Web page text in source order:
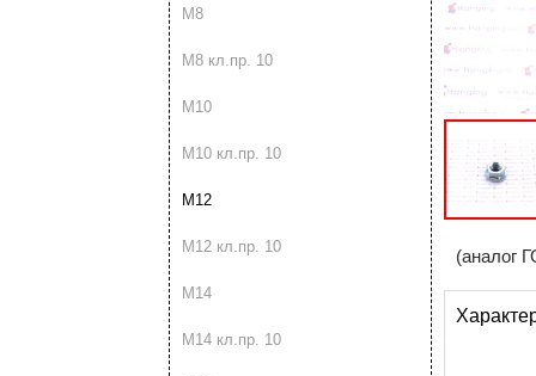
М8
М8 кл.пр. 10
М10
М10 кл.пр. 10
М12
М12 кл.пр. 10
М14
М14 кл.пр. 10
(аналог